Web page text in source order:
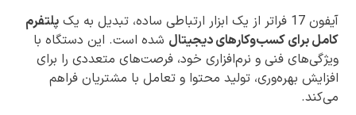
آیفون 17 فراتر از یک ابزار ارتباطی ساده، تبدیل به یک
پلتفرم
کامل برای کسب‌وکارهای دیجیتال شده است. این دستگاه با
ویژگی‌های فنی و نرم‌افزاری خود، فرصت‌های متعددی را برای
افزایش بهره‌وری، تولید محتوا و تعامل با مشتریان فراهم
می‌کند.